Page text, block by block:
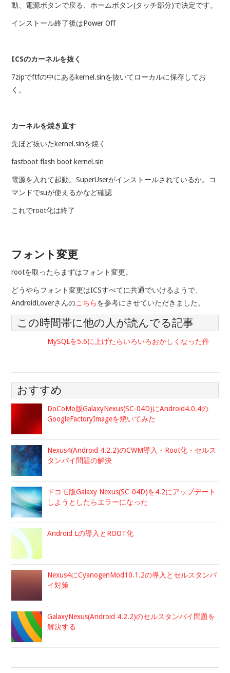
動、電源ボタンで戻る、ホームボタン(タッチ部分)で決定です。
インストール終了後はPower Off
ICSのカーネルを抜く
7zipでftfの中にあるkernel.sinを抜いてローカルに保存してお
く。
カーネルを焼き直す
先ほど抜いたkernel.sinを焼く
fastboot flash boot kernel.sin
電源を入れて起動。SuperUserがインストールされているか。コ
マンドでsuが使えるかなど確認
これでroot化は終了
フォント変更
rootを取ったらまずはフォント変更。
どうやらフォント変更はICSすべてに共通でいけるようで、
AndroidLoverさんのこちらを参考にさせていただきました。
この時間帯に他の人が読んでる記事
MySQLを5.6に上げたらいろいろおかしくなった件
おすすめ
DoCoMo版GalaxyNexus(SC-04D)にAndroid4.0.4の
GoogleFactoryImageを焼いてみた
Nexus4(Android 4.2.2)のCWM導入・Root化・セルス
タンバイ問題の解決
ドコモ版Galaxy Nexus(SC-04D)を4.2にアップデート
しようとしたらエラーになった
Android Lの導入とROOT化
Nexus4にCyanogenMod10.1.2の導入とセルスタンバ
イ対策
GalaxyNexus(Android 4.2.2)のセルスタンバイ問題を
解決する